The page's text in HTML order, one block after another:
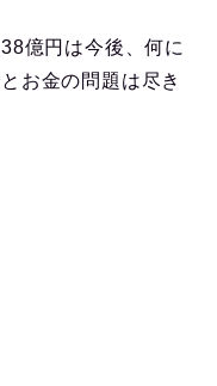
億円は今後、何に
お金の問題は尽き